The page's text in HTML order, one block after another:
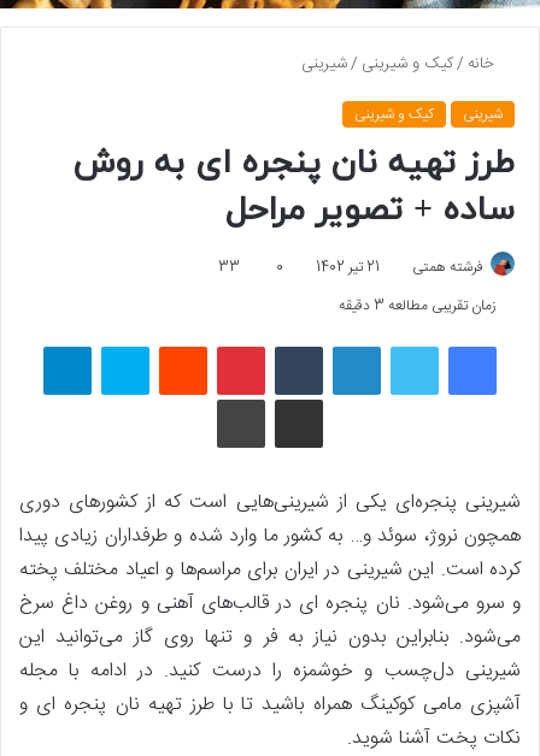
خانه /کیک و شیرینی /شیرینی
شیرینی کیک و شیرینی
طرز تهیه نان پنجره‌ ای به روش
ساده + تصویر مراحل
فرشته همتی 21 تیر 1402 0
33
زمان تقریبی مطالعه 3 دقیقه
فیسبوک لینکداین پینتریست اسکایپ
چاپ
شیرینی پنجره‌ای یکی از شیرینی‌هایی است که از کشورهای دوری
همچون نروژ، سوئد و… به کشور ما وارد شده و طرفداران زیادی پیدا
کرده‌ است. این شیرینی در ایران برای مراسم‌ها و اعیاد مختلف پخته
و سرو می‌شود. نان پنجره‌ ای در قالب‌های آهنی و روغن داغ سرخ
می‌شود. بنابراین بدون نیاز به فر و تنها روی گاز می‌توانید این
شیرینی دل‌چسب و خوشمزه را درست کنید. در ادامه با مجله
آشپزی مامی کوکینگ همراه باشید تا با طرز تهیه نان پنجره‌ ای و
نکات پخت آشنا شوید.